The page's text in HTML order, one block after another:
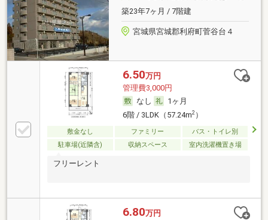
築23年7ヶ月 / 7階建
宮城県宮城郡利府町菅谷台４
6.50万円
管理費3,000円
なし
1ヶ月
6階 / 3LDK（57.24m2）
敷金なし ファミリー
バス・トイレ別
駐車場(近隣含)
収納スペース 室内洗濯機置き場
フリーレント
6.80万円